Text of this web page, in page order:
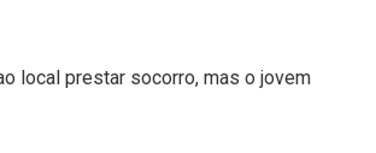
local prestar socorro, mas o jovem